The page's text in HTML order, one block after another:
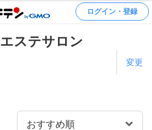
ログイン・登録
ステサロン
変更